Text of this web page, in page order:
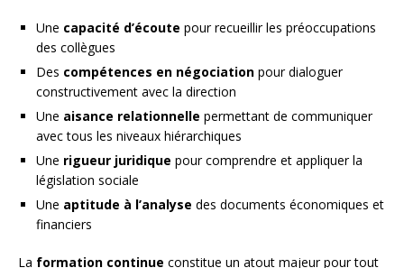
Une capacité d’écoute pour recueillir les préoccupations
des collègues
Des compétences en négociation pour dialoguer
constructivement avec la direction
Une aisance relationnelle permettant de communiquer
avec tous les niveaux hiérarchiques
Une rigueur juridique pour comprendre et appliquer la
législation sociale
Une aptitude à l’analyse des documents économiques et
financiers
La formation continue constitue un atout majeur pour tout